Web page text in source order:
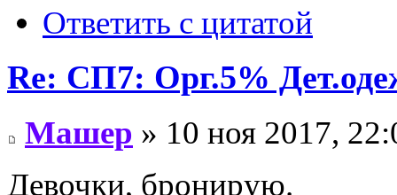
Ответить с цитатой
Re: СП7: Орг.5%
Машер » 10 ноя 2017,
Девочки, бронирую.